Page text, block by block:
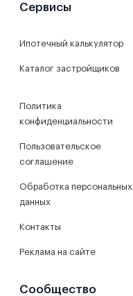
Сервисы
Ипотечный калькулятор
Каталог застройщиков
Политика
конфиденциальности
Пользовательское
соглашение
Обработка персональных
данных
Контакты
Реклама на сайте
Сообщество